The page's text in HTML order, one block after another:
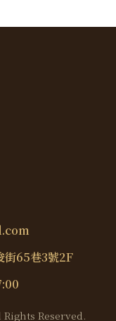
街65巷3號2F
Rights Reserved.